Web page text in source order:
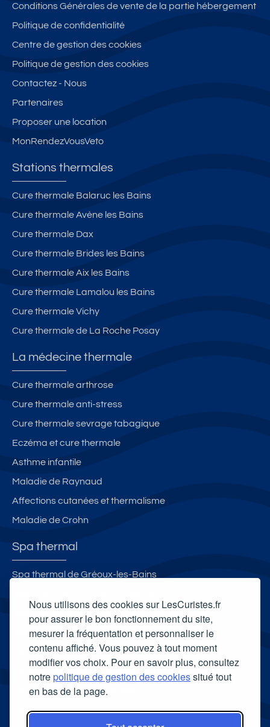
Nous utilisons des cookies sur LesCuristes.fr
pour assurer le bon fonctionnement du site,
mesurer la fréquentation et personnaliser le
contenu affiché. Vous pouvez à tout moment
modifier vos choix. Pour en savoir plus, consultez
notrepolitique de gestion des cookiessitué tout
en bas de la page.
Conditions Générales de vente de la partie hébergement
Politique de confidentialité
Centre de gestion des cookies
Politique de gestion des cookies
Contactez - Nous
Partenaires
Proposer une location
MonRendezVousVeto
Stations thermales
Cure thermale Balaruc les Bains
Cure thermale Avène les Bains
Cure thermale Dax
Cure thermale Brides les Bains
Cure thermale Aix les Bains
Cure thermale Lamalou les Bains
Cure thermale Vichy
Cure thermale de La Roche Posay
La médecine thermale
Cure thermale arthrose
Cure thermale anti-stress
Cure thermale sevrage tabagique
Eczéma et cure thermale
Asthme infantile
Maladie de Raynaud
Affections cutanées et thermalisme
Maladie de Crohn
Spa thermal
Spa thermal de Gréoux-les-Bains
Spa Villa Pompéi
Carte cadeau spa Vichy
Carte cadeau spa Bagnoles-de-l'Orne
Carte cadeau spa Saubusse
Carte cadeau spa Châtel-Guyon